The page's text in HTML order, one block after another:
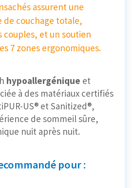
assurent une
de couchage totale,
couples, et un soutien
7 zones ergonomiques.
hypoallergénique et
à des matériaux certifiés
US® et Sanitized®,
de sommeil sûre,
nuit après nuit.
pour :